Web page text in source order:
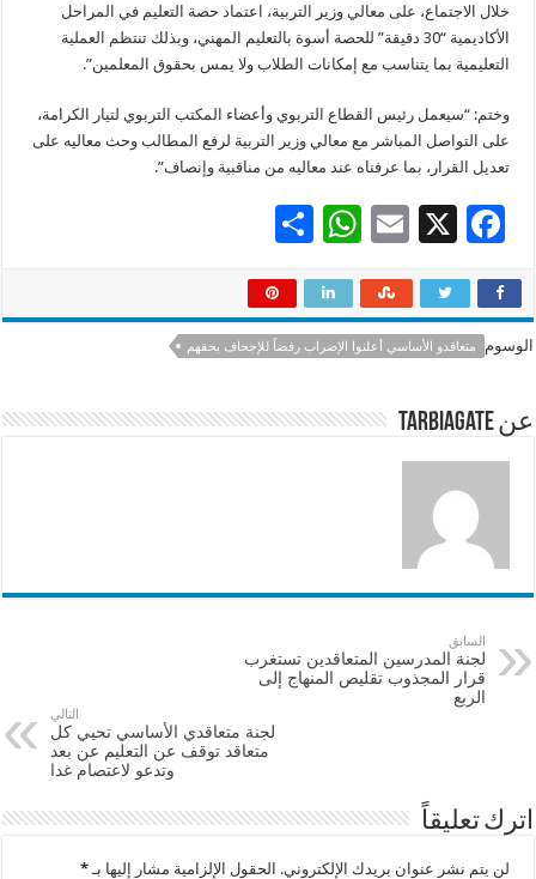
خلال الاجتماع، على معالي وزير التربية، اعتماد حصة التعليم في المراحل
الأكاديمية “30 دقيقة” للحصة أسوة بالتعليم المهني، وبذلك تنتظم العملية
التعليمية بما يتناسب مع إمكانات الطلاب ولا يمس بحقوق المعلمين”.
وختم: “سيعمل رئيس القطاع التربوي وأعضاء المكتب التربوي لتيار الكرامة،
على التواصل المباشر مع معالي وزير التربية لرفع المطالب وحث معاليه على
تعديل القرار، بما عرفناه عند معاليه من مناقبية وإنصاف”.
F
e
b
o
k
X
E
ai
l
W
at
sA
p
ar
e
الوسوم متعاقدو الأساسي أعلنوا الإضراب رفضاً للإجحاف بحقهم
عن tarbiagate
السابق
لجنة المدرسين المتعاقدين تستغرب
قرار المجذوب تقليص المنهاج إلى
الربع
التالي
لجنة متعاقدي الأساسي تحيي كل
متعاقد توقف عن التعليم عن بعد
وتدعو لاعتصام غدا
اترك تعليقاً
لن يتم نشر عنوان بريدك الإلكتروني. الحقول الإلزامية مشار إليها بـ*